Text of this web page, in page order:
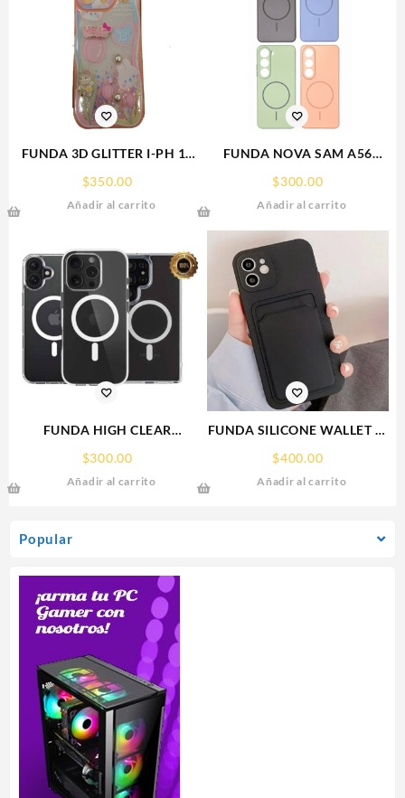
Popular
FUNDA 3D GLITTER I-PH 15
FUNCASE
$350.00
Añadir al carrito
FUNDA NOVA SAM A56
SOPORTE MAGNETICO
SAMSUNG
$300.00
Añadir al carrito
FUNDA HIGH CLEAR
IPHONE 17 PRO MAX
WEKOVER
$300.00
Añadir al carrito
FUNDA SILICONE WALLET IP
15 PLUS IPHONE CA
$400.00
Añadir al carrito